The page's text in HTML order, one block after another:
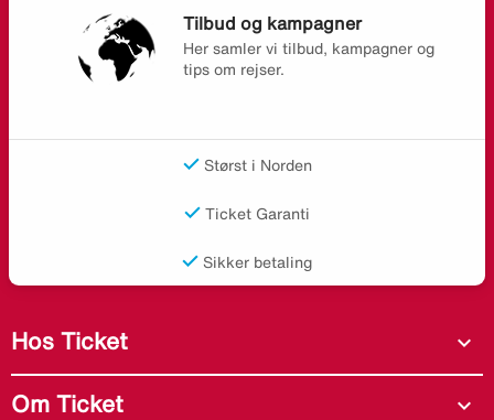
Tilbud og kampagner
Her samler vi tilbud, kampagner og
tips om rejser.
Størst i Norden
Ticket Garanti
Sikker betaling
Hos Ticket expand_more
Om Ticket expand_more